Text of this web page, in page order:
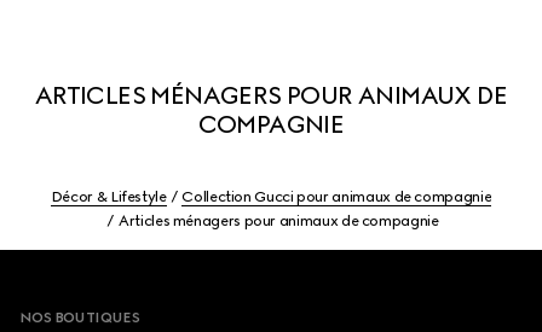
ARTICLES MÉNAGERS POUR ANIMAUX DE
COMPAGNIE
Décor & Lifestyle
Collection Gucci pour animaux de compagnie
Articles ménagers pour animaux de compagnie
NOS BOUTIQUES